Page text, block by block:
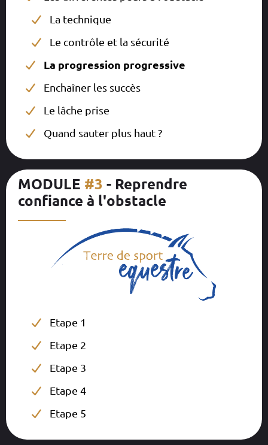
La technique
Le contrôle et la sécurité
La progression progressive
Enchaîner les succès
Le lâche prise
Quand sauter plus haut ?
MODULE #3 - Reprendre
confiance à l'obstacle
Etape 1
Etape 2
Etape 3
Etape 4
Etape 5